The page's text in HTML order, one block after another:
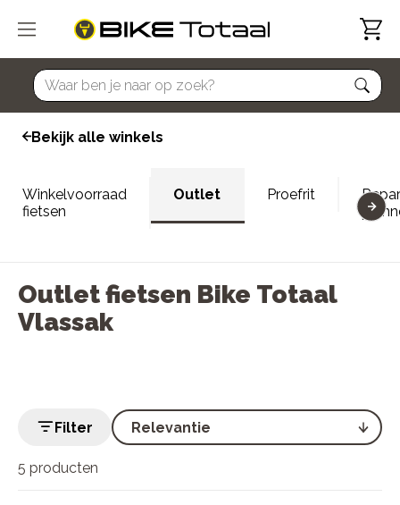
home
Bekijk alle winkels
Winkelvoorraad
fietsen
Outlet Proefrit
Outlet fietsen Bike Totaal
Vlassak
5 producten
Filter